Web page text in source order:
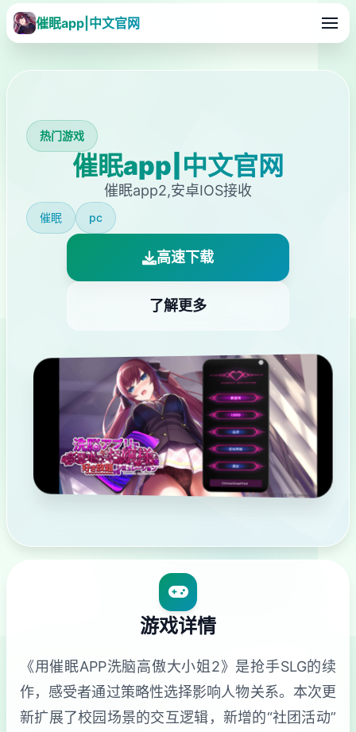
催眠app|中文官网
热门游戏
催眠app|中文官网
催眠app2,安卓IOS接收
催眠 pc
高速下载
了解更多
游戏详情
《用催眠APP洗脑高傲大小姐2》是抢手SLG的续
作，感受者通过策略性选择影响人物关系。本次更
新扩展了校园场景的交互逻辑，新增的“社团活动”